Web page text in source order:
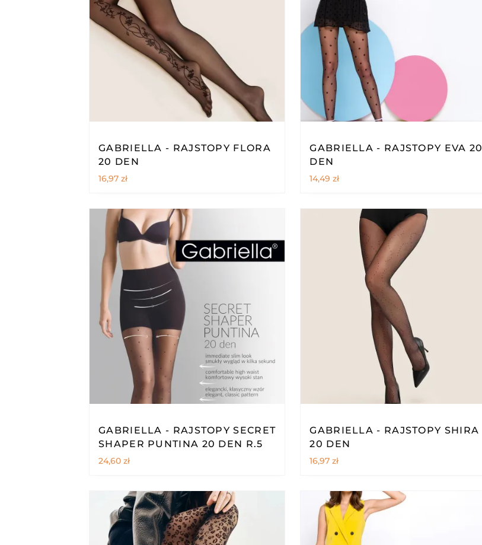
GABRIELLA - RAJSTOPY FLORA
20 DEN
16,97zł
GABRIELLA - RAJSTOPY EVA 20
DEN
14,49zł
GABRIELLA - RAJSTOPY SECRET
SHAPER PUNTINA 20 DEN R.5
24,60zł
GABRIELLA - RAJSTOPY SHIRA
20 DEN
16,97zł